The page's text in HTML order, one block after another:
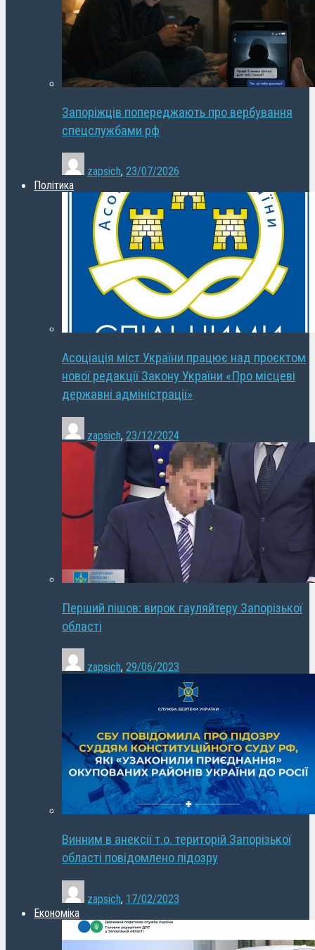
Запоріжців попереджають про вербування
спецслужбами рф
zapsich, 23/07/2026
Політика
Асоціація міст України працює над проєктом
нової редакції Закону України «Про місцеві
державні адміністрації»
zapsich, 23/12/2024
Перший пішов: вирок гауляйтеру Запорізької
області
zapsich, 29/06/2023
Винним в анексії т.о. територій Запорізької
області повідомлено підозру
zapsich, 17/02/2023
Економіка